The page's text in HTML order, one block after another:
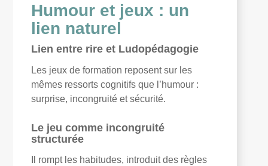
Humour et jeux : un
lien naturel
Lien entre rire et Ludopédagogie
Les jeux de formation reposent sur les
mêmes ressorts cognitifs que l’humour :
surprise, incongruité et sécurité.
Le jeu comme incongruité
structurée
Il rompt les habitudes, introduit des règles